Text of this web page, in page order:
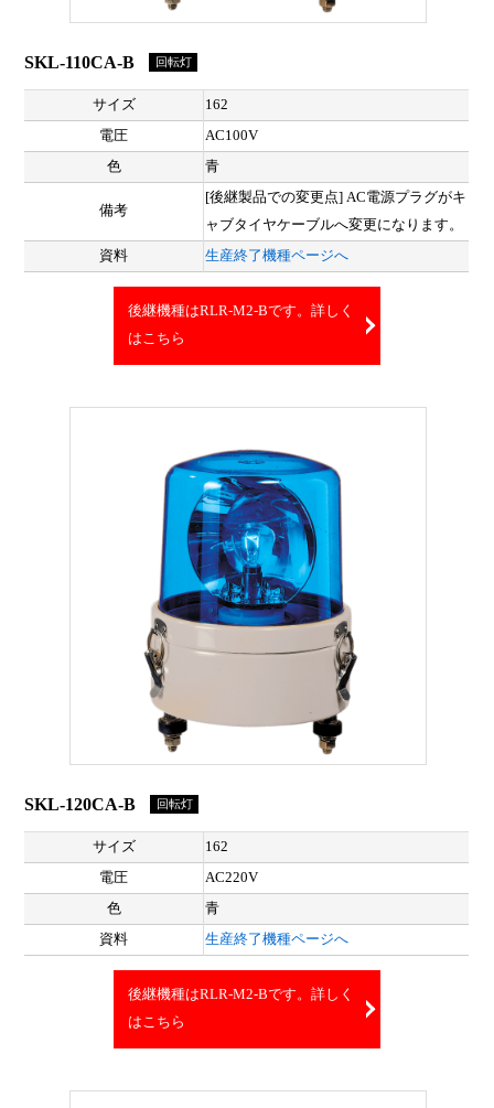
SKL-110CA-B 回転灯
サイズ
162
電圧
AC100V
色
青
備考
[後継製品での変更点] AC電源プラグがキ
ャブタイヤケーブルへ変更になります。
資料
生産終了機種ページへ
後継機種はRLR-M2-Bです。詳しく
はこちら
SKL-120CA-B 回転灯
サイズ
162
電圧
AC220V
色
青
資料
生産終了機種ページへ
後継機種はRLR-M2-Bです。詳しく
はこちら